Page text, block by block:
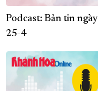
Podcast: Bản tin ngày
25-4